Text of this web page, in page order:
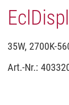
35W, 2700K-
Art.-Nr.: